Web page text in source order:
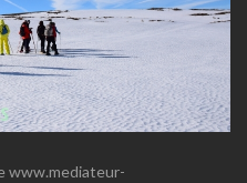
www.mediateur-